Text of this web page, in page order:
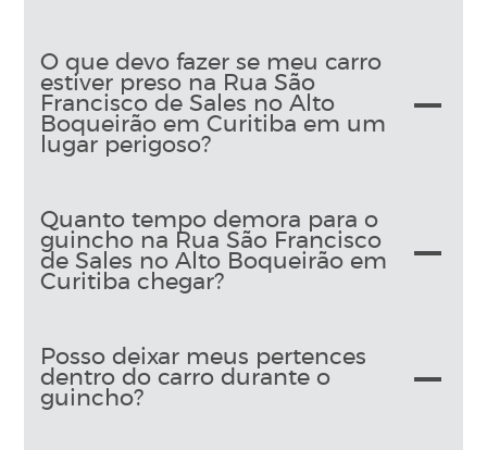
O que devo fazer se meu carro
estiver preso na Rua São
Francisco de Sales no Alto
Boqueirão em Curitiba em um
lugar perigoso?
Quanto tempo demora para o
guincho na Rua São Francisco
de Sales no Alto Boqueirão em
Curitiba chegar?
Posso deixar meus pertences
dentro do carro durante o
guincho?